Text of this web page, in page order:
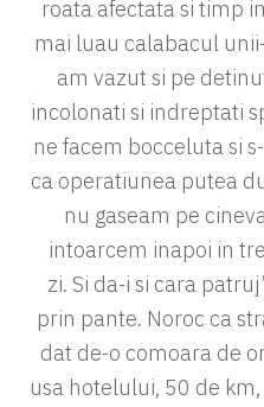
roata afectata si timp
mai luau calabacul
am vazut si pe
incolonati si indreptati
ne facem bocceluta si
ca operatiunea putea
nu gaseam pe
intoarcem inapoi in
zi. Si da-i si cara
prin pante. Noroc ca
dat de-o comoara de
usa hotelului, 50 de